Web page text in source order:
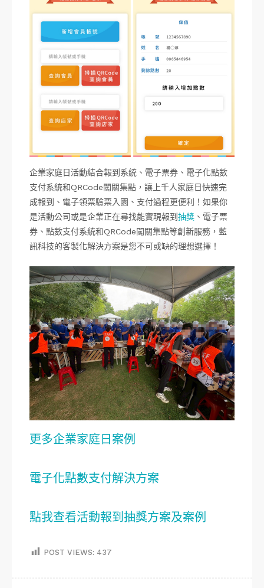
企業家庭日活動結合報到系統、電子票券、電子化點數
支付系統和QRCode闖關集點，讓上千人家庭日快速完
成報到、電子領票驗票入園、支付過程更便利！如果你
是活動公司或是企業正在尋找能實現報到 抽獎 、電子票
券、點數支付系統和QRCode闖關集點等創新服務，藍
訊科技的客製化解決方案是您不可或缺的理想選擇！
更多企業家庭日案例
電子化點數支付解決方案
點我查看活動報到抽獎方案及案例
POST VIEWS: 437